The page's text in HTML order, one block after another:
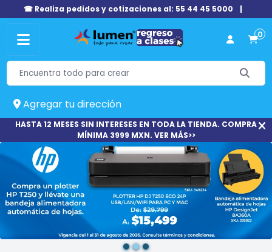
☎ Realiza pedidos y cotizaciones al: 55 44 45 5000 |
0
Agregar tu dirección
HASTA 12 MESES SIN INTERESES EN TODA LA TIENDA. COMPRA
MÍNIMA 3999 MXN. VER MÁS>>